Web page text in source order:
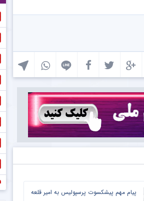
پیام مهم پیشکسوت پرسپولیس به امیر قلعه